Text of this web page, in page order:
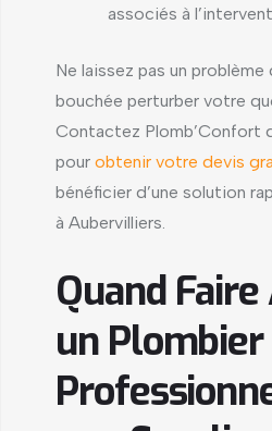
associés à
Ne laissez pas un
bouchée perturber votre
Contactez Plomb’Confort
pour obtenir votre devis
bénéficier d’une solution
à Aubervilliers.
Quand
un Plombier